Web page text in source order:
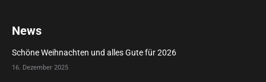
News
Schöne Weihnachten und alles Gute für 2026
16. Dezember 2025